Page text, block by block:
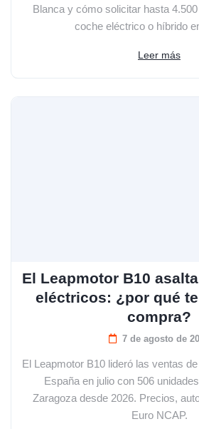
Blanca y cómo solicitar hasta
coche eléctrico o híbrido
Leer más
El Leapmotor B10
eléctricos: ¿por qué
compra?
7 de agosto de
El Leapmotor B10 lideró las ventas
España en julio con 506
Zaragoza desde 2026. Precios,
Euro NCAP.